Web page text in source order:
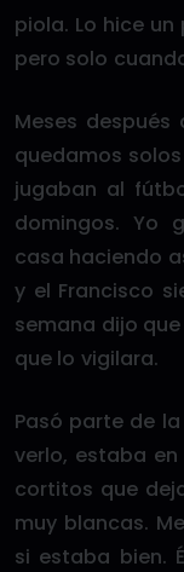
piola. Lo hice
pero solo
Meses
quedamos
jugaban al
domingos. Yo
casa haciendo
y el Francisco
semana dijo
que lo vigilara.
Pasó parte de
verlo, estaba
cortitos que
muy blancas.
si estaba bien.